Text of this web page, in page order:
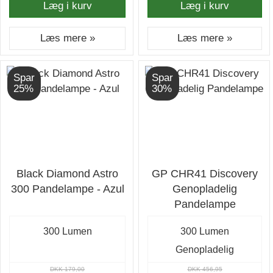
Læg i kurv
Læs mere »
Læg i kurv
Læs mere »
Spar
25%
Black Diamond Astro
300 Pandelampe - Azul
300 Lumen
DKK 179,00
Spar
30%
GP CHR41 Discovery
Genopladelig
Pandelampe
300 Lumen
Genopladelig
DKK 456,95